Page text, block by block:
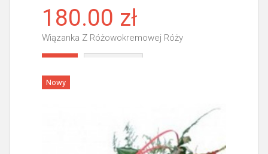
180.00 zł
Wiązanka Z Różowokremowej Róży
Nowy